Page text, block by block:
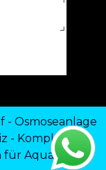
- Osmoseanlage
- Komplettes
für Aquarien